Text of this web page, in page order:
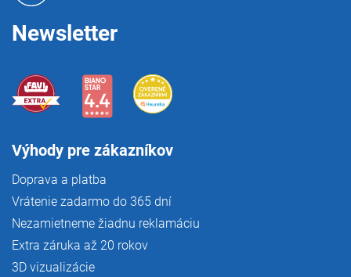
Newsletter
Výhody pre zákazníkov
Doprava a platba
Vrátenie zadarmo do 365 dní
Nezamietneme žiadnu reklamáciu
Extra záruka až 20 rokov
3D vizualizácie